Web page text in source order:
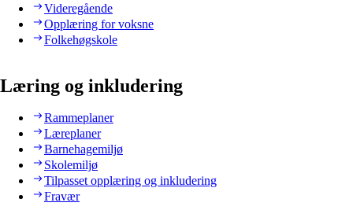
Videregående
Opplæring for voksne
Folkehøgskole
Læring og inkludering
Rammeplaner
Læreplaner
Barnehagemiljø
Skolemiljø
Tilpasset opplæring og inkludering
Fravær